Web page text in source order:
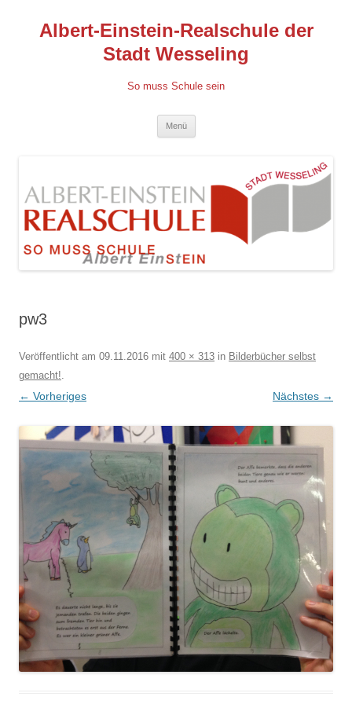
Albert-Einstein-Realschule der
Stadt Wesseling
So muss Schule sein
Menü
pw3
Veröffentlicht am 09.11.2016 mit 400 × 313 in Bilderbücher selbst
gemacht!.
← Vorheriges Nächstes →